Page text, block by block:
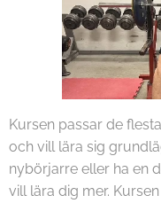
Kursen passar de
och vill lära sig
nybörjarre eller ha en
vill lära dig mer.